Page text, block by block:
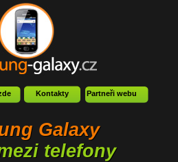
Kontakty Partneři webu
Galaxy
telefony